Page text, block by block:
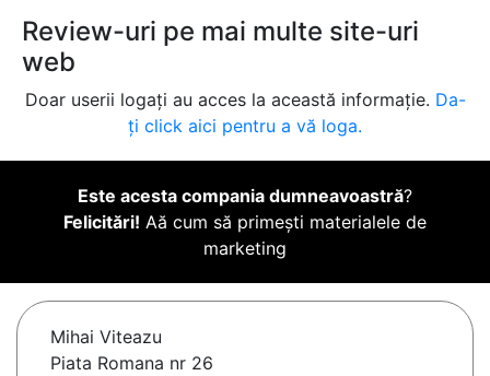
Review-uri pe mai multe site-uri
web
Doar userii logați au acces la această informație. Da-
ți click aici pentru a vă loga.
Este acesta compania dumneavoastră?
Felicitări! Aă cum să primești materialele de
marketing
Mihai Viteazu
Piata Romana nr 26